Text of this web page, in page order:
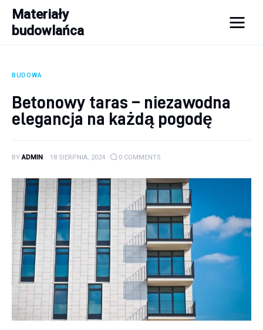
Materiały
budowlańcaMateriały budowlańca
Porady
BUDOWA
Betonowy taras – niezawodna
elegancja na każdą pogodę
BY ADMIN 18 SIERPNIA, 2024 0 COMMENTS